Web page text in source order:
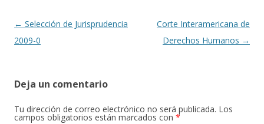
k r
Navegación
de
← Selección de Jurisprudencia
2009-0
Corte Interamericana de
Derechos Humanos →
Deja un comentario
Tu dirección de correo electrónico no será publicada. Los
campos obligatorios están marcados con *